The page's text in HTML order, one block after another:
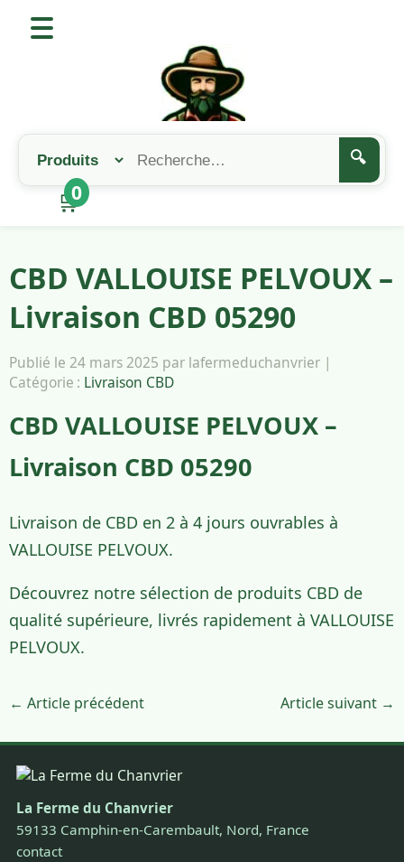
🔍
🛒
0
CBD VALLOUISE PELVOUX –
Livraison CBD 05290
Publié le 24 mars 2025 par lafermeduchanvrier |
Catégorie : Livraison CBD
CBD VALLOUISE PELVOUX –
Livraison CBD 05290
Livraison de CBD en 2 à 4 jours ouvrables à
VALLOUISE PELVOUX.
Découvrez notre sélection de produits CBD de
qualité supérieure, livrés rapidement à VALLOUISE
PELVOUX.
← Article précédent Article suivant →
La Ferme du Chanvrier
59133 Camphin-en-Carembault, Nord, France
contact